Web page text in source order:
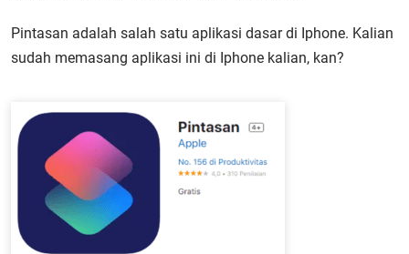
Pintasan adalah salah satu aplikasi dasar di Iphone. Kalian
sudah memasang aplikasi ini di Iphone kalian, kan?